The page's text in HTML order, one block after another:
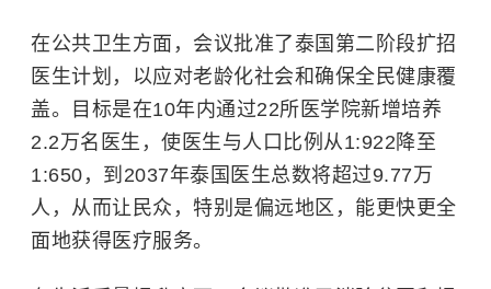
在公共卫生方面，会议批准了泰国第二阶段扩招
医生计划，以应对老龄化社会和确保全民健康覆
盖。目标是在10年内通过22所医学院新增培养
2.2万名医生，使医生与人口比例从1:922降至
1:650，到2037年泰国医生总数将超过9.77万
人，从而让民众，特别是偏远地区，能更快更全
面地获得医疗服务。